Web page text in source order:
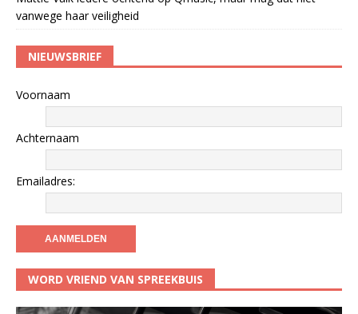
vanwege haar veiligheid
NIEUWSBRIEF
Voornaam
Achternaam
Emailadres:
WORD VRIEND VAN SPREEKBUIS